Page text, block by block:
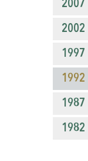
2007
2002
1997
1992
1987
1982